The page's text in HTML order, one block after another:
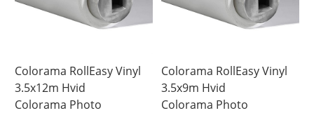
Colorama RollEasy Vinyl
3.5x12m Hvid
Colorama Photo
Colorama RollEasy Vinyl
3.5x9m Hvid
Colorama Photo